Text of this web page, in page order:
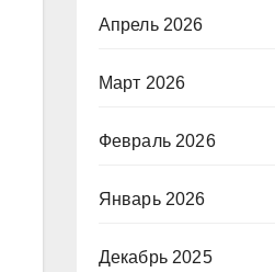
Апрель 2026
Март 2026
Февраль 2026
Январь 2026
Декабрь 2025